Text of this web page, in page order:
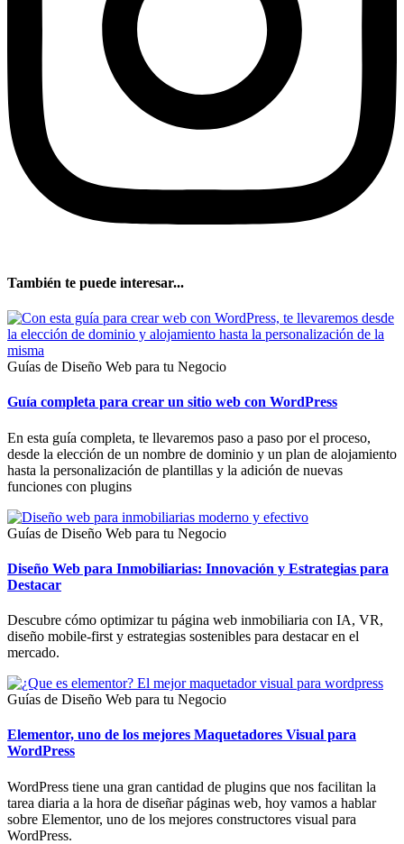
También te puede interesar...
Guías de Diseño Web para tu Negocio
Guía completa para crear un sitio web con WordPress
En esta guía completa, te llevaremos paso a paso por el proceso,
desde la elección de un nombre de dominio y un plan de alojamiento
hasta la personalización de plantillas y la adición de nuevas
funciones con plugins
Guías de Diseño Web para tu Negocio
Diseño Web para Inmobiliarias: Innovación y Estrategias para
Destacar
Descubre cómo optimizar tu página web inmobiliaria con IA, VR,
diseño mobile-first y estrategias sostenibles para destacar en el
mercado.
Guías de Diseño Web para tu Negocio
Elementor, uno de los mejores Maquetadores Visual para
WordPress
WordPress tiene una gran cantidad de plugins que nos facilitan la
tarea diaria a la hora de diseñar páginas web, hoy vamos a hablar
sobre Elementor, uno de los mejores constructores visual para
WordPress.